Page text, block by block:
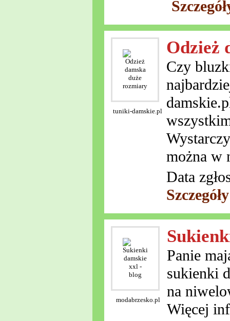
tuniki-damskie.pl
Odzież
Czy
można w
Data
modabrzesko.pl
Panie
sukienki
na
Więcej